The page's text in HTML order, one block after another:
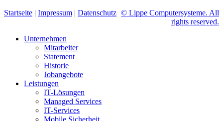
Startseite | Impressum | Datenschutz © Lippe Computersysteme. All
rights reserved.
Unternehmen
Mitarbeiter
Statement
Historie
Jobangebote
Leistungen
IT-Lösungen
Managed Services
IT-Services